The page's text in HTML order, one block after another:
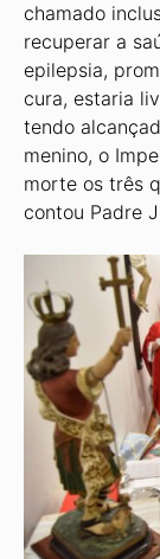
chamado
recuperar a
epilepsia,
cura, estaria
tendo
menino, o
morte os três
contou Padre